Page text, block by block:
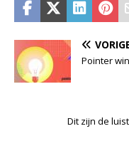
Pointer
Dit zijn de